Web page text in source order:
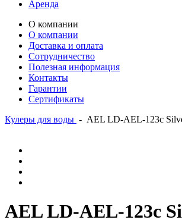
Аренда
О компании
О компании
Доставка и оплата
Сотрудничество
Полезная информация
Контакты
Гарантии
Сертификаты
Кулеры для воды - AEL LD-AEL-123c
AEL LD-AEL-123c